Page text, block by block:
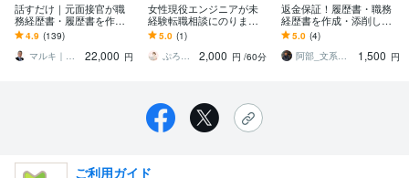
話すだけ｜元面接官が職
務経歴書・履歴書を作成
します あなたの経験が
「採用される言葉」に変
わる、白紙でもOK
4.9 (139)
マルキ｜話して作る職務経歴書｜ストキャリ
22,000 円
女性現役エンジニアが未
経験転職相談にのります
営業職から未経験でエン
ジニア転職した私が全力
でサポートします
5.0 (1)
ぷろぐらまーmarie
2,000 円 /60分
返金保証！履歴書・職務
経歴書を作成・添削しま
す 疑問点は無料でビデオ
チャットで直接質問可能
です！
5.0 (4)
阿部_文系→エンジニア転職支援
1,500 円
ご利用ガイド